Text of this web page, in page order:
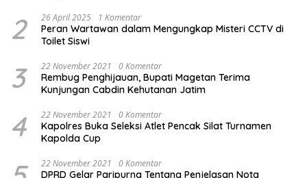
2 26 April 2025 1 Komentar
Peran Wartawan dalam Mengungkap Misteri CCTV di
Toilet Siswi
3 22 November 2021 0 Komentar
Rembug Penghijauan, Bupati Magetan Terima
Kunjungan Cabdin Kehutanan Jatim
4 22 November 2021 0 Komentar
Kapolres Buka Seleksi Atlet Pencak Silat Turnamen
Kapolda Cup
22 November 2021 0 Komentar
DPRD Gelar Paripurna Tentang Penjelasan Nota